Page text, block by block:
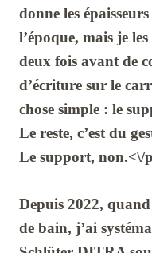
donne les
l’époque, mais je
deux fois avant de
d’écriture sur le
chose simple : le
Le reste, c’est du
Le support, non.<\/
Depuis 2022, quand
de bain, j’ai